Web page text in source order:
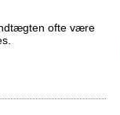
ofte være